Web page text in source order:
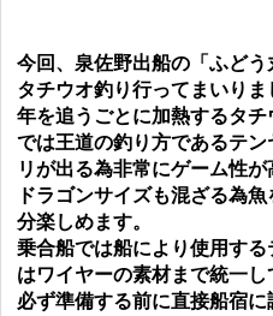
今回、泉佐野出船の「ふど
タチウオ釣り行ってまいりま
年を追うごとに加熱するタ
では王道の釣り方であるテ
リが出る為非常にゲーム性
ドラゴンサイズも混ざる為
分楽しめます。
乗合船では船により使用す
はワイヤーの素材まで統一
必ず準備する前に直接船宿